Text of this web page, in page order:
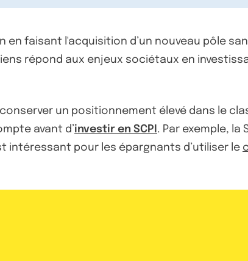
faisant l'acquisition d’un nouveau pôle
répond aux enjeux sociétaux en
un positionnement élevé dans le
avant d’investir en SCPI . Par exemple, la
intéressant pour les épargnants d’utiliser le